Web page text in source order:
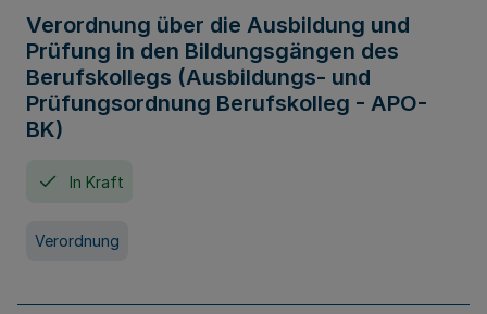
Verordnung über die Ausbildung und
Prüfung in den Bildungsgängen des
Berufskollegs (Ausbildungs- und
Prüfungsordnung Berufskolleg - APO-
BK)
In Kraft
Verordnung